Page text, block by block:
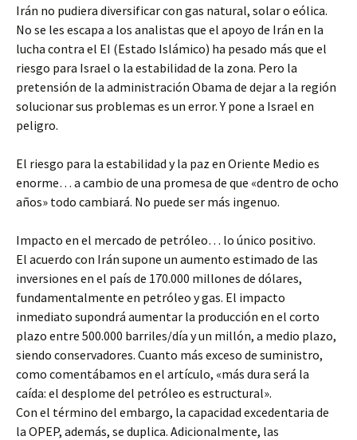
Irán no pudiera diversificar con gas natural, solar o eólica.
No se les escapa a los analistas que el apoyo de Irán en la
lucha contra el EI (Estado Islámico) ha pesado más que el
riesgo para Israel o la estabilidad de la zona. Pero la
pretensión de la administración Obama de dejar a la región
solucionar sus problemas es un error. Y pone a Israel en
peligro.
El riesgo para la estabilidad y la paz en Oriente Medio es
enorme… a cambio de una promesa de que «dentro de ocho
años» todo cambiará. No puede ser más ingenuo.
Impacto en el mercado de petróleo… lo único positivo.
El acuerdo con Irán supone un aumento estimado de las
inversiones en el país de 170.000 millones de dólares,
fundamentalmente en petróleo y gas. El impacto
inmediato supondrá aumentar la producción en el corto
plazo entre 500.000 barriles/día y un millón, a medio plazo,
siendo conservadores. Cuanto más exceso de suministro,
como comentábamos en el artículo, «más dura será la
caída: el desplome del petróleo es estructural».
Con el término del embargo, la capacidad excedentaria de
la OPEP, además, se duplica. Adicionalmente, las